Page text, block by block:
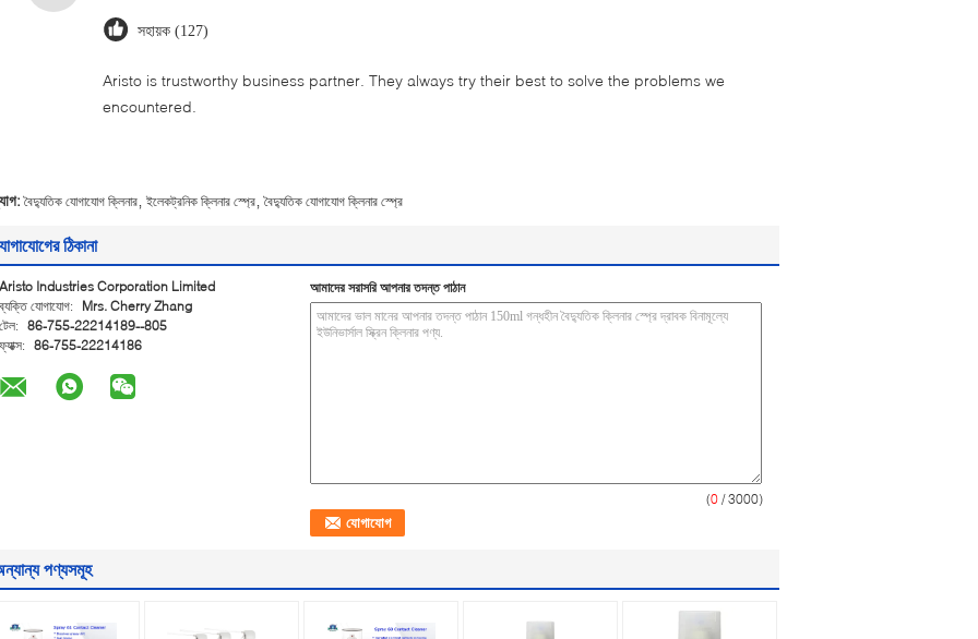
সহায়ক (127)
Aristo is trustworthy business partner. They always try their best to solve the problems we
encountered.
বৈদ্যুতিক যোগাযোগ ক্লিনার ইলেকট্রনিক ক্লিনার স্প্রে বৈদ্যুতিক যোগাযোগ ক্লিনার স্প্রে
ঠিকানা
Aristo Industries Corporation Limited
ব্যক্তি যোগাযোগ:
Mrs. Cherry Zhang
টেল: 86-755-22214189--805
ফ্যাক্স: 86-755-22214186
আমাদের সরাসরি আপনার তদন্ত পাঠান
(0 / 3000)
পণ্যসমূহ